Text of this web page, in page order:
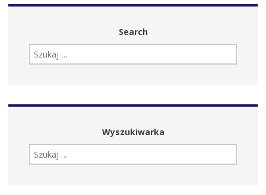
Search
SZUKAJ:
Wyszukiwarka
SZUKAJ: